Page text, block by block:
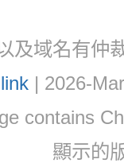
及域名有仲
link| 2026-
contains
顯示的